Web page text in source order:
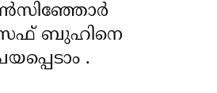
ബുഹിനെ
.